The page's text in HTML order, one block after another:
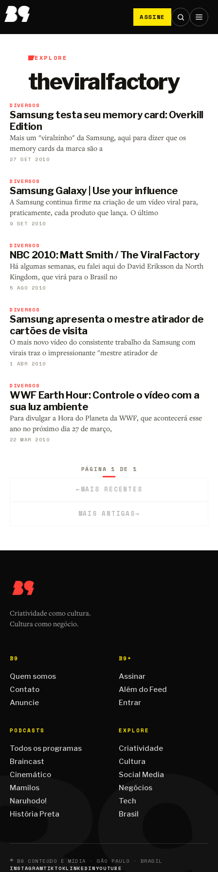
ASSINE
EXPLORE
theviralfactory
DIVERSOS
Samsung testa seu memory card: Overkill
Edition
Mais um "viralzinho" da Samsung, aqui para dizer que os
memory cards da marca são a
27 SET 2010
DIVERSOS
Samsung Galaxy | Use your influence
A Samsung continua firme na criação de um vídeo viral para,
praticamente, cada produto que lança. O último
9 SET 2010
DIVERSOS
NBC 2010: Matt Smith / The Viral Factory
Há algumas semanas, eu falei aqui do David Eriksson da North
Kingdom, que virá para o Brasil no
5 AGO 2010
DIVERSOS
Samsung apresenta o mestre atirador de
cartões de visita
O mais novo vídeo do consistente trabalho da Samsung com
virais traz o impressionante "mestre atirador de
1 ABR 2010
DIVERSOS
WWF Earth Hour: Controle o vídeo com a
sua luz ambiente
Para divulgar a Hora do Planeta da WWF, que acontecerá esse
ano no próximo dia 27 de março,
22 MAR 2010
←MAIS RECENTES
PÁGINA 1 DE 1
MAIS ANTIGAS→
Criatividade como cultura.
Cultura como negócio.
B9
Quem somos
Contato
Anuncie
B9+
Assinar
Além do Feed
Entrar
PODCASTS
Todos os programas
Braincast
Cinemático
Mamilos
Naruhodo!
História Preta
EXPLORE
Criatividade
Cultura
Social Media
Negócios
Tech
Brasil
© B9 CONTEÚDO E MÍDIA · SÃO PAULO · BRASIL
INSTAGRAMTIKTOKLINKEDINYOUTUBE